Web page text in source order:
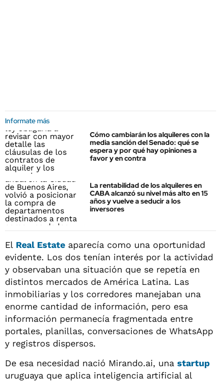
Informate más
Cómo cambiarán los alquileres con la
media sanción del Senado: qué se
espera y por qué hay opiniones a
favor y en contra
La rentabilidad de los alquileres en
CABA alcanzó su nivel más alto en 15
años y vuelve a seducir a los
inversores
El Real Estate aparecía como una oportunidad
evidente. Los dos tenían interés por la actividad
y observaban una situación que se repetía en
distintos mercados de América Latina. Las
inmobiliarias y los corredores manejaban una
enorme cantidad de información, pero esa
información permanecía fragmentada entre
portales, planillas, conversaciones de WhatsApp
y registros dispersos.
De esa necesidad nació Mirando.ai, una startup
uruguaya que aplica inteligencia artificial al